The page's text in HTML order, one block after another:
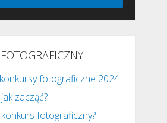
fotograficzne 2024
zacząć?
konkurs fotograficzny?